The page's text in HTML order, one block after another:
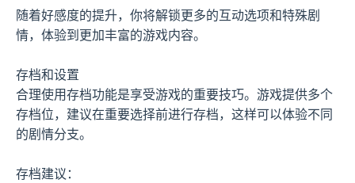
随着好感度的提升，你将解锁更多的互动选项和特殊剧
情，体验到更加丰富的游戏内容。
存档和设置
合理使用存档功能是享受游戏的重要技巧。游戏提供多个
存档位，建议在重要选择前进行存档，这样可以体验不同
的剧情分支。
存档建议：